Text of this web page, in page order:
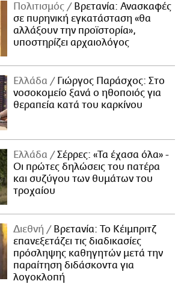
Πολιτισμός
Βρετανία: Ανασκαφές
σε πυρηνική εγκατάσταση «θα
αλλάξουν την προϊστορία»,
υποστηρίζει αρχαιολόγος
Ελλάδα
Γιώργος Παράσχος: Στο
νοσοκομείο ξανά ο ηθοποιός για
θεραπεία κατά του καρκίνου
Ελλάδα
Σέρρες: «Τα έχασα όλα» -
Οι πρώτες δηλώσεις του πατέρα
και συζύγου των θυμάτων του
τροχαίου
Διεθνή
Βρετανία: Το Κέιμπριτζ
επανεξετάζει τις διαδικασίες
πρόσληψης καθηγητών μετά την
παραίτηση διδάσκοντα για
λογοκλοπή